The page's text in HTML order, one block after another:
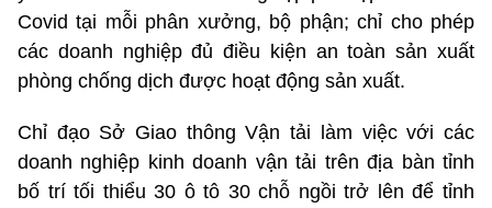
Covid tại mỗi phân xưởng, bộ phận; chỉ cho phép
các doanh nghiệp đủ điều kiện an toàn sản xuất
phòng chống dịch được hoạt động sản xuất.
Chỉ đạo Sở Giao thông Vận tải làm việc với các
doanh nghiệp kinh doanh vận tải trên địa bàn tỉnh
bố trí tối thiểu 30 ô tô 30 chỗ ngồi trở lên để tỉnh